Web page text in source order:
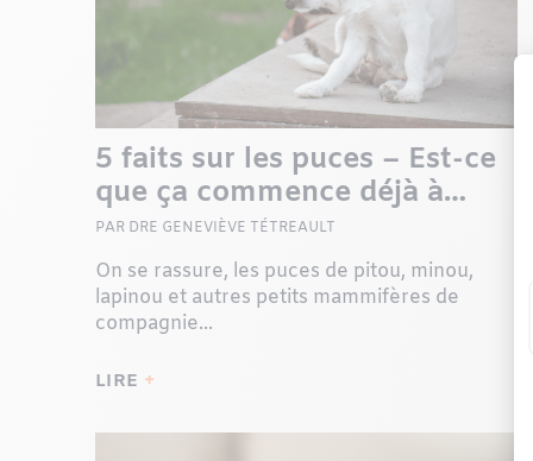
5 faits sur les puces – Est-ce
que ça commence déjà à
gratter ?
PAR DRE GENEVIÈVE TÉTREAULT
On se rassure, les puces de pitou, minou,
lapinou et autres petits mammifères de
compagnie...
LIRE